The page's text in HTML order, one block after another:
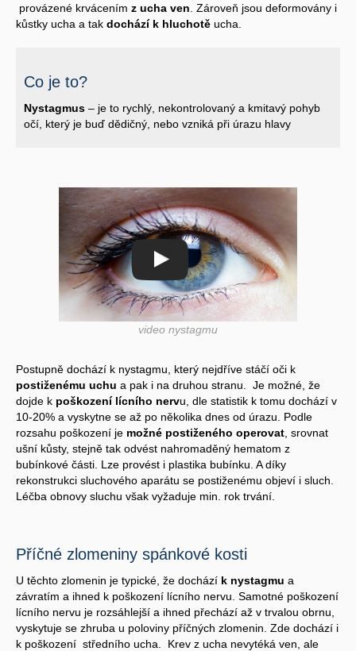
provázené krvácením z ucha ven . Zároveň jsou deformovány i
kůstky ucha a tak dochází k hluchotě ucha.
Co je to?
Nystagmus – je to rychlý, nekontrolovaný a kmitavý pohyb
očí, který je buď dědičný, nebo vzniká při úrazu hlavy
video nystagmu
Postupně dochází k nystagmu, který nejdříve stáčí oči k
postiženému uchu a pak i na druhou stranu. Je možné, že
dojde k poškození lícního nervu, dle statistik k tomu dochází v
10-20% a vyskytne se až po několika dnes od úrazu. Podle
rozsahu poškození je možné postiženého operovat , srovnat
ušní kůsty, stejně tak odvést nahromaděný hematom z
bubínkové části. Lze provést i plastika bubínku. A díky
rekonstrukci sluchového aparátu se postiženému objeví i sluch.
Léčba obnovy sluchu však vyžaduje min. rok trvání.
Příčné zlomeniny spánkové kosti
U těchto zlomenin je typické, že dochází k nystagmu a
závratím a ihned k poškození lícního nervu. Samotné poškození
lícního nervu je rozsáhlejší a ihned přechází až v trvalou obrnu,
vyskytuje se zhruba u poloviny příčných zlomenin. Zde dochází i
k poškození středního ucha. Krev z ucha nevytéká ven, ale